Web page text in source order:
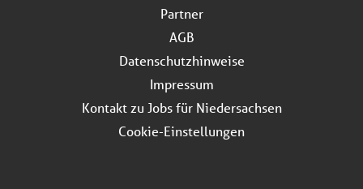
Partner
AGB
Datenschutzhinweise
Impressum
Kontakt zu Jobs für Niedersachsen
Cookie-Einstellungen